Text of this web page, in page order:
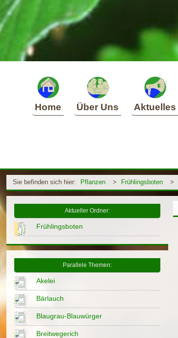
Home Über Uns Aktuelles
Sie befinden sich hier: Pflanzen > Frühlingsboten >
Aktueller Ordner:
Frühlingsboten
Parallele Themen:
Akelei
Bärlauch
Blaugrau-Blauwürger
Breitwegerich